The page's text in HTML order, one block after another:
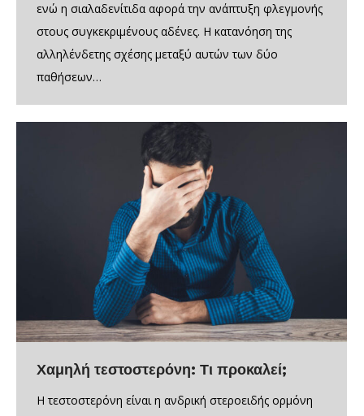
ενώ η σιαλαδενίτιδα αφορά την ανάπτυξη φλεγμονής
στους συγκεκριμένους αδένες. Η κατανόηση της
αλληλένδετης σχέσης μεταξύ αυτών των δύο
παθήσεων…
Χαμηλή τεστοστερόνη: Τι προκαλεί;
Η τεστοστερόνη είναι η ανδρική στεροειδής ορμόνη